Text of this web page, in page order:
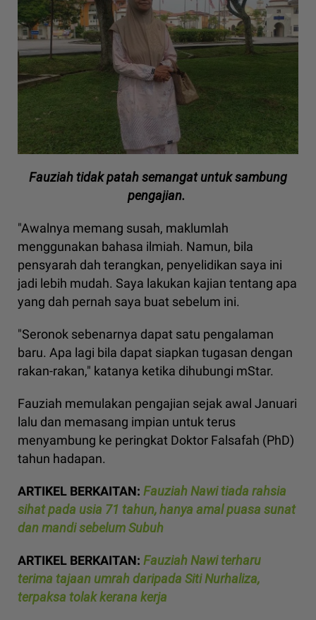
Fauziah tidak patah semangat untuk sambung
pengajian.
"Awalnya memang susah, maklumlah
menggunakan bahasa ilmiah. Namun, bila
pensyarah dah terangkan, penyelidikan saya ini
jadi lebih mudah. Saya lakukan kajian tentang apa
yang dah pernah saya buat sebelum ini.
"Seronok sebenarnya dapat satu pengalaman
baru. Apa lagi bila dapat siapkan tugasan dengan
rakan-rakan," katanya ketika dihubungi mStar.
Fauziah memulakan pengajian sejak awal Januari
lalu dan memasang impian untuk terus
menyambung ke peringkat Doktor Falsafah (PhD)
tahun hadapan.
ARTIKEL BERKAITAN: Fauziah Nawi tiada rahsia
sihat pada usia 71 tahun, hanya amal puasa sunat
dan mandi sebelum Subuh
ARTIKEL BERKAITAN: Fauziah Nawi terharu
terima tajaan umrah daripada Siti Nurhaliza,
terpaksa tolak kerana kerja